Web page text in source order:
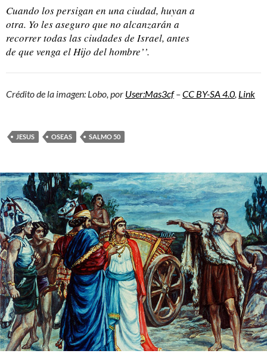
Cuando los persigan en una ciudad, huyan a
otra. Yo les aseguro que no alcanzarán a
recorrer todas las ciudades de Israel, antes
de que venga el Hijo del hombre’’.
Crédito de la imagen: Lobo, por User:Mas3cf–CC BY-SA 4.0, Link
JESUS OSEAS SALMO 50